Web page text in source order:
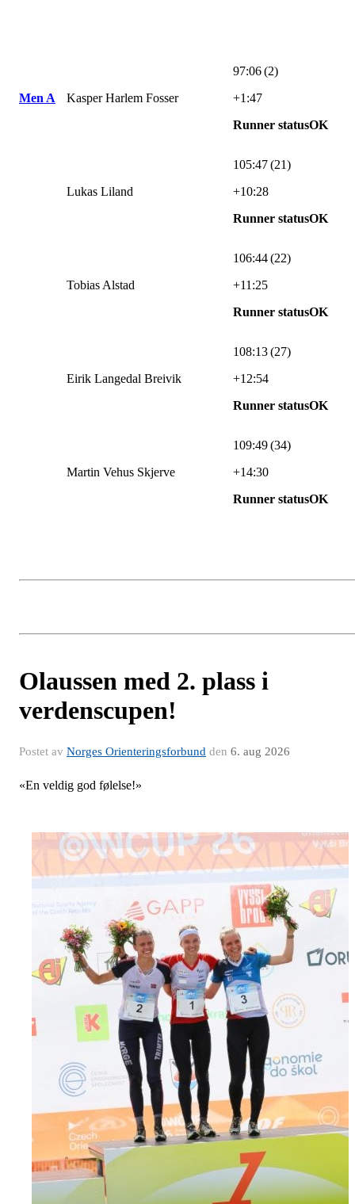
Men A Kasper Harlem Fosser
97:06 (2)
+1:47
Runner statusOK
Lukas Liland
105:47 (21)
+10:28
Runner statusOK
Tobias Alstad
106:44 (22)
+11:25
Runner statusOK
Eirik Langedal Breivik
108:13 (27)
+12:54
Runner statusOK
Martin Vehus Skjerve
109:49 (34)
+14:30
Runner statusOK
Olaussen med 2. plass i
verdenscupen!
Postet av Norges Orienteringsforbund den 6. aug 2026
«En veldig god følelse!»